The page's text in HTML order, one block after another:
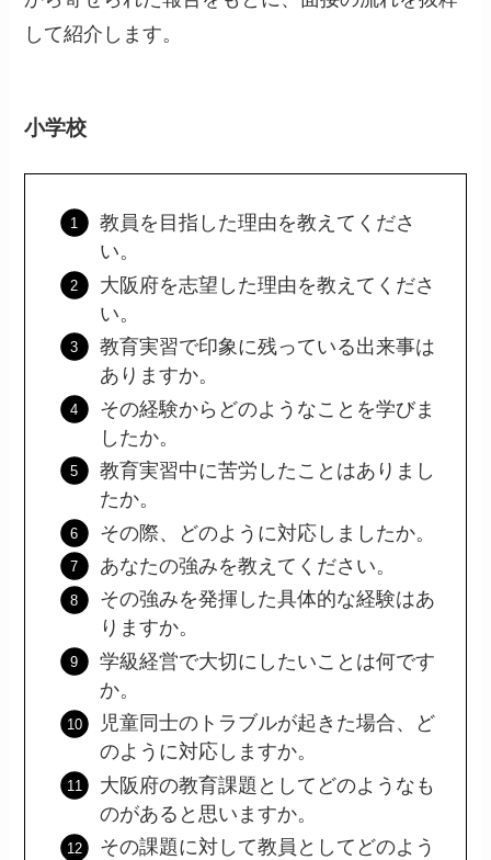
して紹介します。
小学校
教員を目指した理由を教えてくださ
い。
大阪府を志望した理由を教えてくださ
い。
教育実習で印象に残っている出来事は
ありますか。
その経験からどのようなことを学びま
したか。
教育実習中に苦労したことはありまし
たか。
その際、どのように対応しましたか。
あなたの強みを教えてください。
その強みを発揮した具体的な経験はあ
りますか。
学級経営で大切にしたいことは何です
か。
児童同士のトラブルが起きた場合、ど
のように対応しますか。
大阪府の教育課題としてどのようなも
のがあると思いますか。
その課題に対して教員としてどのよう